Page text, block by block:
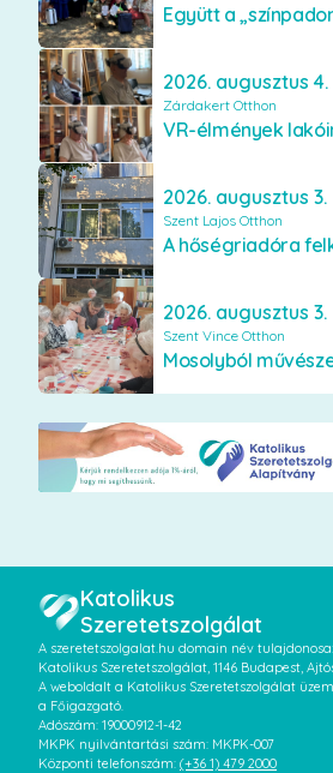
2026. augusztus 4.
Zárdakert Otthon
VR-élmények
2026. augusztus 3.
Szent Lajos Otthon
2026. augusztus 3.
Szent Vince Otthon
Mosolyból
Katolikus
Szeretetszolgálat
A szeretetszolgalat.hu domain név tulajdonosa:
Katolikus Szeretetszolgálat, 1146 Budapest,
A weboldalt a Katolikus Szeretetszolgálat
a Főigazgató.
Adószám: 19000912-1-42
MKPK nyilvántartási szám: MKPK-007
Központi telefonszám: (+36 1) 479 2000